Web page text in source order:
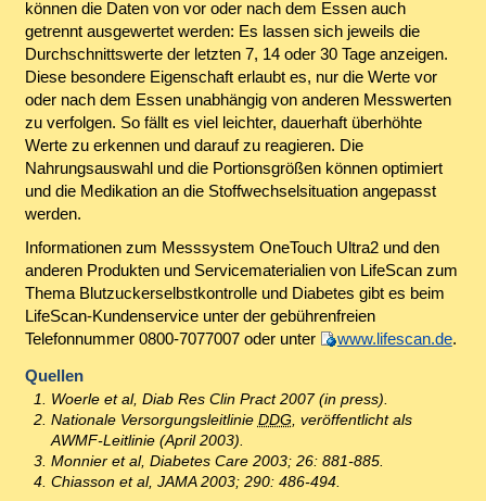
können die Daten von vor oder nach dem Essen auch
getrennt ausgewertet werden: Es lassen sich jeweils die
Durchschnittswerte der letzten 7, 14 oder 30 Tage anzeigen.
Diese besondere Eigenschaft erlaubt es, nur die Werte vor
oder nach dem Essen unabhängig von anderen Messwerten
zu verfolgen. So fällt es viel leichter, dauerhaft überhöhte
Werte zu erkennen und darauf zu reagieren. Die
Nahrungsauswahl und die Portionsgrößen können optimiert
und die Medikation an die Stoffwechselsituation angepasst
werden.
Informationen zum Messsystem OneTouch Ultra2 und den
anderen Produkten und Servicematerialien von LifeScan zum
Thema Blutzuckerselbstkontrolle und Diabetes gibt es beim
LifeScan-Kundenservice unter der gebührenfreien
Telefonnummer 0800-7077007 oder unter
www.lifescan.de.
Quellen
Woerle et al, Diab Res Clin Pract 2007 (in press).
Nationale Versorgungsleitlinie DDG, veröffentlicht als
AWMF-Leitlinie (April 2003).
Monnier et al, Diabetes Care 2003; 26: 881-885.
Chiasson et al, JAMA 2003; 290: 486-494.